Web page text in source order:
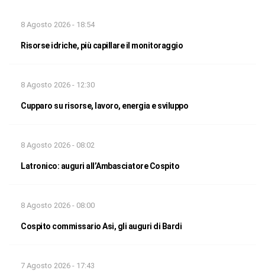
8 Agosto 2026 - 18:54
Risorse idriche, più capillare il monitoraggio
8 Agosto 2026 - 12:30
Cupparo su risorse, lavoro, energia e sviluppo
8 Agosto 2026 - 08:02
Latronico: auguri all’Ambasciatore Cospito
8 Agosto 2026 - 08:00
Cospito commissario Asi, gli auguri di Bardi
7 Agosto 2026 - 17:43